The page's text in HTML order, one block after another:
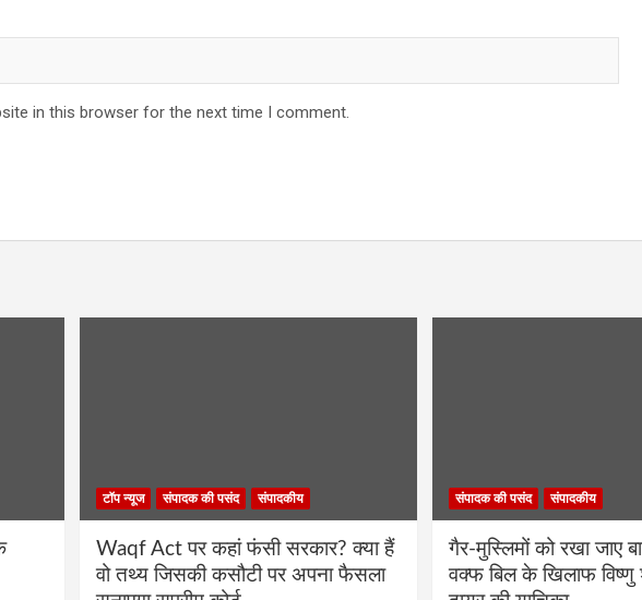
in this browser for the next time I comment.
टॉप न्यूज संपादक की पसंद संपादकीय
Waqf Act पर कहां फंसी सरकार? क्या हैं
वो तथ्य जिसकी कसौटी पर अपना फैसला
संपादक की पसंद संपादकीय
गैर-मुस्लिमों को रखा जाए
वक्फ बिल के खिलाफ